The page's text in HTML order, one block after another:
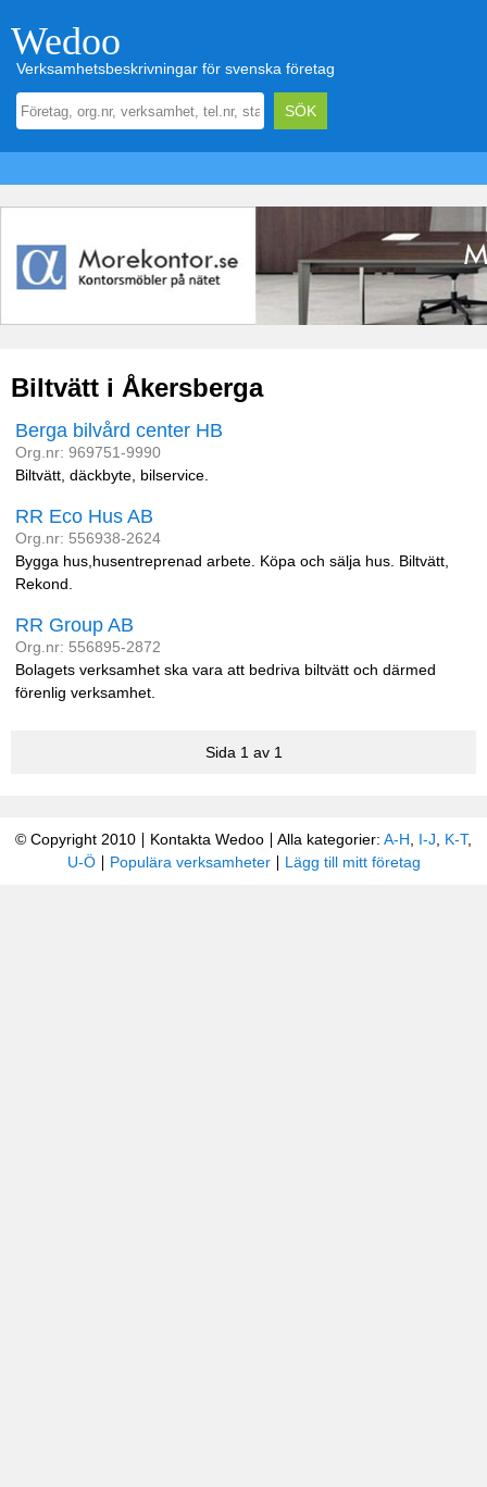
Wedoo
Verksamhetsbeskrivningar för svenska företag
Biltvätt i Åkersberga
Berga bilvård center HB
Org.nr: 969751-9990
Biltvätt, däckbyte, bilservice.
RR Eco Hus AB
Org.nr: 556938-2624
Bygga hus,husentreprenad arbete. Köpa och sälja hus. Biltvätt,
Rekond.
RR Group AB
Org.nr: 556895-2872
Bolagets verksamhet ska vara att bedriva biltvätt och därmed
förenlig verksamhet.
Sida 1 av 1
© Copyright 2010 Kontakta Wedoo Alla kategorier: A-H I-J K-T,
U-Ö
Populära verksamheter Lägg till mitt företag